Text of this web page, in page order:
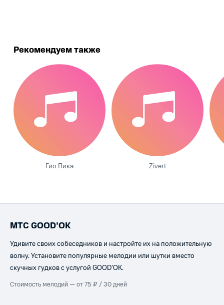
Рекомендуем также
Гио Пика Zivert
МТС GOOD’OK
Удивите своих собеседников и настройте их на положительную
волну. Установите популярные мелодии или шутки вместо
скучных гудков с услугой GOOD’OK.
Стоимость мелодий — от 75 ₽ / 30 дней